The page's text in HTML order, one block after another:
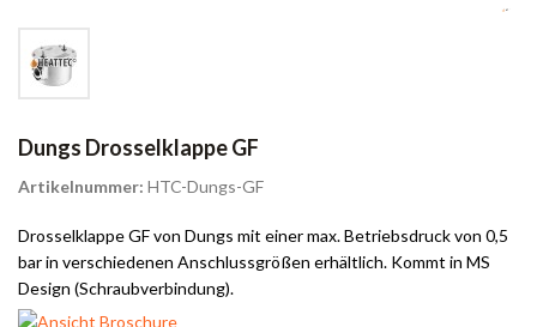
Dungs Drosselklappe GF
Artikelnummer: HTC-Dungs-GF
Drosselklappe GF von Dungs mit einer max. Betriebsdruck von 0,5
bar in verschiedenen Anschlussgrößen erhältlich. Kommt in MS
Design (Schraubverbindung).